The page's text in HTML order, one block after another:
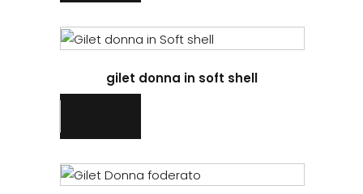
opzioni
scelte
prodotto
ha
opzioni
gilet donna in soft shell